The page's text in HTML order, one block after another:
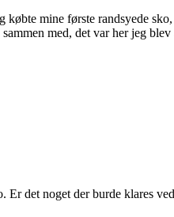
mine første randsyede
med, det var her jeg
det noget der burde klares